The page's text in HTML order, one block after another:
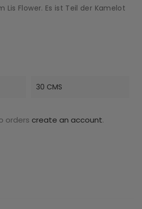
Flower. Es ist Teil der Kamelot
30 CMS
orders create an account.